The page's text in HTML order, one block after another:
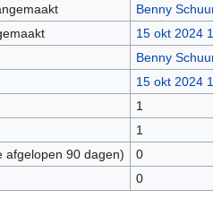
Benny
15 okt 2024
Benny
15 okt 2024
1
1
afgelopen 90 dagen)
0
0